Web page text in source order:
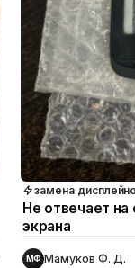
замена
Не отвечает на
экрана
МФ Мамуков Ф. Д.